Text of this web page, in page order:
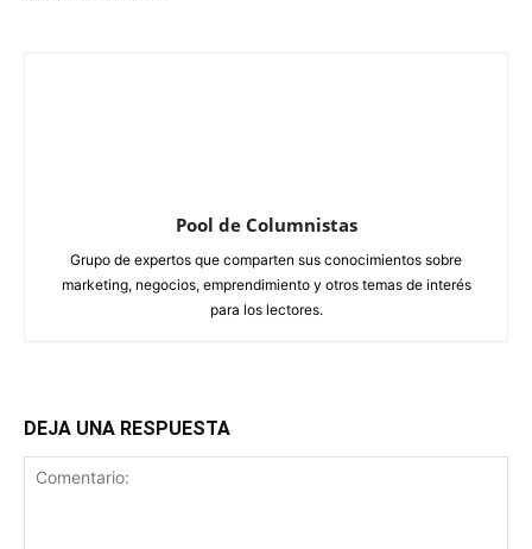
Pool de Columnistas
Grupo de expertos que comparten sus conocimientos sobre
marketing, negocios, emprendimiento y otros temas de interés
para los lectores.
DEJA UNA RESPUESTA